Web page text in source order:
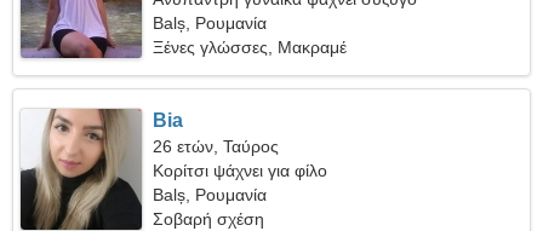
Balș, Ρουμανία
Ξένες γλώσσες, Μακραμέ
Bia
26 ετών, Ταύρος
Κορίτσι ψάχνει για φίλο
Balș, Ρουμανία
Σοβαρή σχέση